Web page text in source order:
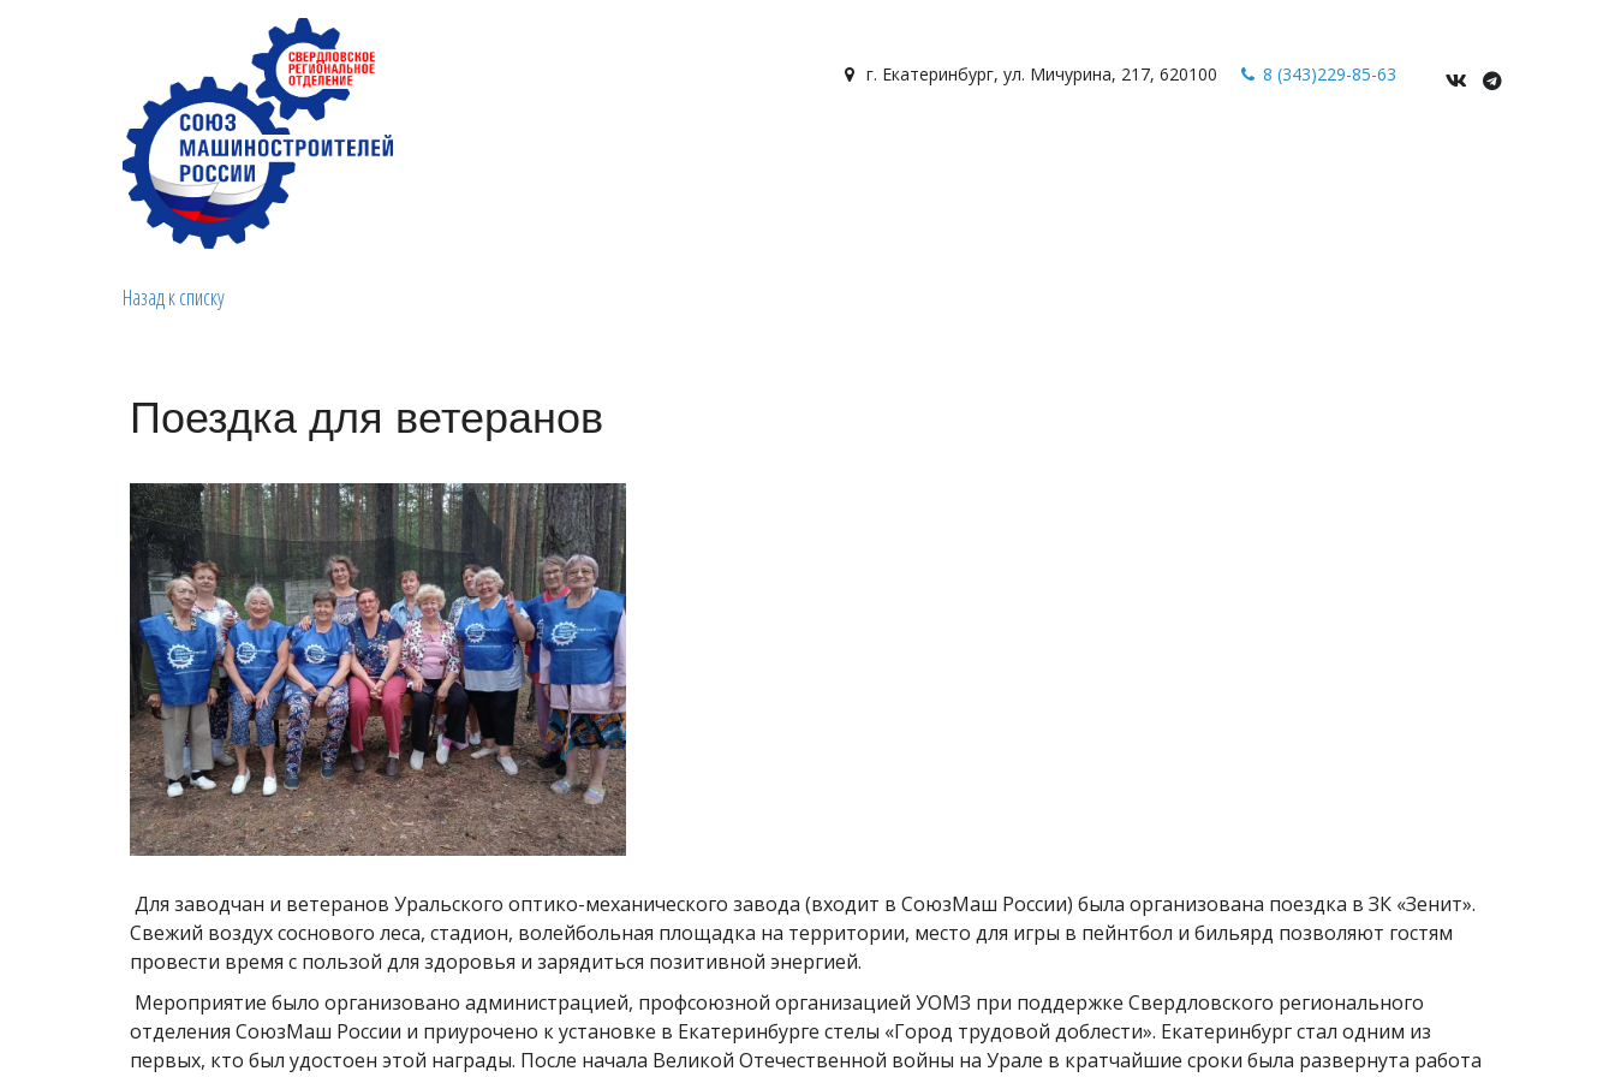
8 (343)229-85-63
г. Екатеринбург, ул. Мичурина, 217, 620100
Назад к списку
Поездка для ветеранов
Для заводчан и ветеранов Уральского оптико-механического завода (входит в СоюзМаш России) была организована поездка в ЗК «Зенит».
Свежий воздух соснового леса, стадион, волейбольная площадка на территории, место для игры в пейнтбол и бильярд позволяют гостям
провести время с пользой для здоровья и зарядиться позитивной энергией.
Мероприятие было организовано администрацией, профсоюзной организацией УОМЗ при поддержке Свердловского регионального
отделения СоюзМаш России и приурочено к установке в Екатеринбурге стелы «Город трудовой доблести». Екатеринбург стал одним из
первых, кто был удостоен этой награды. После начала Великой Отечественной войны на Урале в кратчайшие сроки была развернута работа